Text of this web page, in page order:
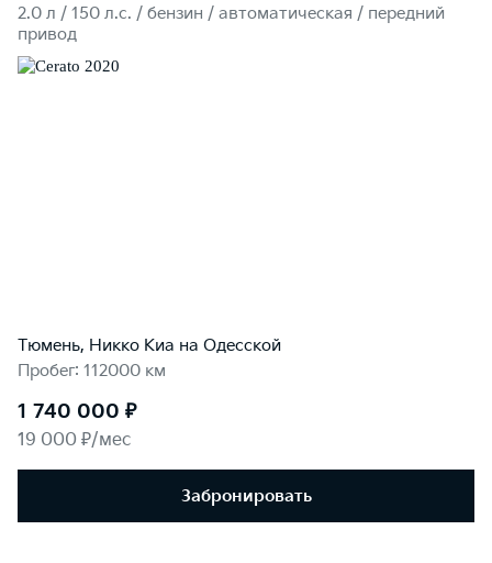
2.0 л / 150 л.c. / бензин / автоматическая / передний
привод
Тюмень, Никко Kиа на Одесской
Пробег: 112000 км
1 740 000 ₽
19 000 ₽/мес
Забронировать